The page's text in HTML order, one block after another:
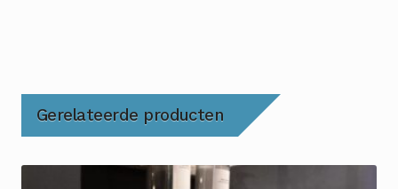
Gerelateerde producten